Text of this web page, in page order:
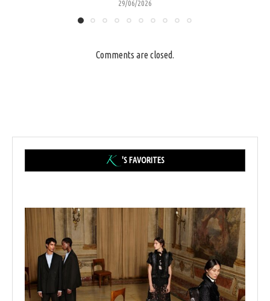
29/06/2026
Comments are closed.
'S FAVORITES